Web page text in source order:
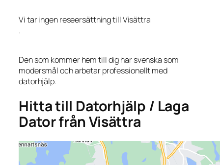
Vi tar ingen reseersättning till Visättra
.
Den som kommer hem till dig har svenska som
modersmål och arbetar professionellt med
datorhjälp.
Hitta till Datorhjälp / Laga
Dator från Visättra